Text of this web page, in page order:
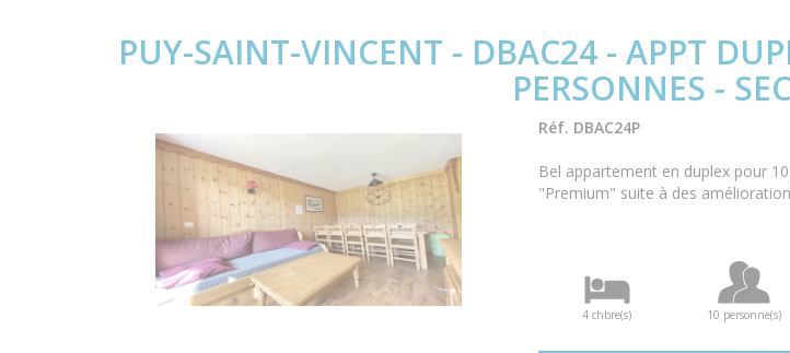
PUY-SAINT-VINCENT - DBAC24 - APPT
PERSONNES -
Réf. DBAC24P
Bel appartement en duplex pour
"Premium" suite à des
4 chbre(s) 10 personne(s)